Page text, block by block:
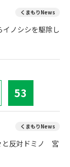
くまもりNews
ノシシを駆除し
53
くまもりNews
と反対ドミノ 宮